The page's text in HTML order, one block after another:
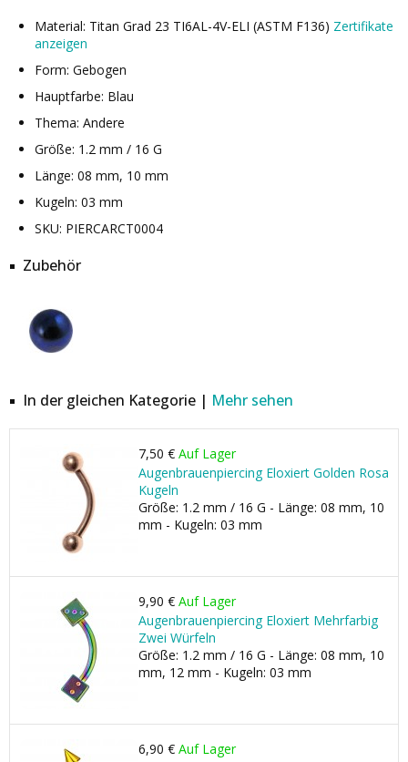
Material: Titan Grad 23 TI6AL-4V-ELI (ASTM F136) Zertifikate
anzeigen
Form: Gebogen
Hauptfarbe: Blau
Thema: Andere
Größe: 1.2 mm / 16 G
Länge: 08 mm, 10 mm
Kugeln: 03 mm
SKU: PIERCARCT0004
Zubehör
In der gleichen Kategorie | Mehr sehen
7,50 € Auf Lager
Augenbrauenpiercing Eloxiert Golden Rosa
Kugeln
Größe: 1.2 mm / 16 G - Länge: 08 mm, 10
mm - Kugeln: 03 mm
9,90 € Auf Lager
Augenbrauenpiercing Eloxiert Mehrfarbig
Zwei Würfeln
Größe: 1.2 mm / 16 G - Länge: 08 mm, 10
mm, 12 mm - Kugeln: 03 mm
6,90 € Auf Lager